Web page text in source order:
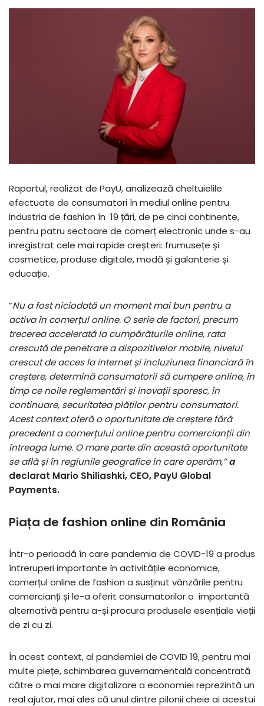
Raportul, realizat de PayU, analizează cheltuielile
efectuate de consumatori în mediul online pentru
industria de fashion în 19 țări, de pe cinci continente,
pentru patru sectoare de comerț electronic unde s-au
inregistrat cele mai rapide creșteri: frumusețe și
cosmetice, produse digitale, modă și galanterie și
educație.
”Nu a fost niciodată un moment mai bun pentru a
activa în comerțul online. O serie de factori, precum
trecerea accelerată la cumpărăturile online, rata
crescută de penetrare a dispozitivelor mobile, nivelul
crescut de acces la internet și incluziunea financiară în
creștere, determină consumatorii să cumpere online, în
timp ce noile reglementări și inovații sporesc, în
continuare, securitatea plăților pentru consumatori.
Acest context oferă o oportunitate de creștere fără
precedent a comerțului online pentru comercianții din
întreaga lume. O mare parte din această oportunitate
se află și în regiunile geografice în care operăm,”a
declarat Mario Shiliashki, CEO, PayU Global
Payments.
Piața de fashion online din România
Într-o perioadă în care pandemia de COVID-19 a produs
întreruperi importante în activitățile economice,
comerțul online de fashion a susținut vânzările pentru
comercianți și le-a oferit consumatorilor o importantă
alternativă pentru a-și procura produsele esențiale vieții
de zi cu zi.
În acest context, al pandemiei de COVID 19, pentru mai
multe piețe, schimbarea guvernamentală concentrată
către o mai mare digitalizare a economiei reprezintă un
real ajutor, mai ales că unul dintre pilonii cheie ai acestui